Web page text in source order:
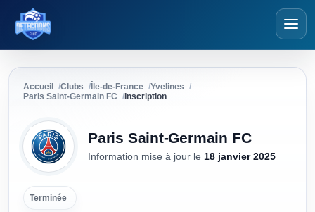
Détections Foot
Accueil Clubs Île-de-France
Yvelines
Paris Saint-Germain FC
Inscription
Paris Saint-Germain FC
Information mise à jour le 18 janvier 2025
Terminée